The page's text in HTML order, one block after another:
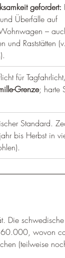
gefordert:
Überfälle auf
–
und Raststätten
für
Grenze; harte
Standard.
bis Herbst in
Die
60.000, wovon
(teilweise